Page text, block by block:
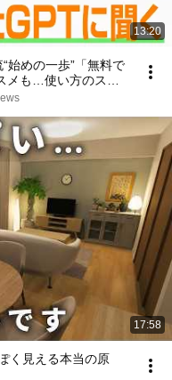
13:20
始めの一歩”「無料で
メも…使い方のスス
17:58
く見える本当の原